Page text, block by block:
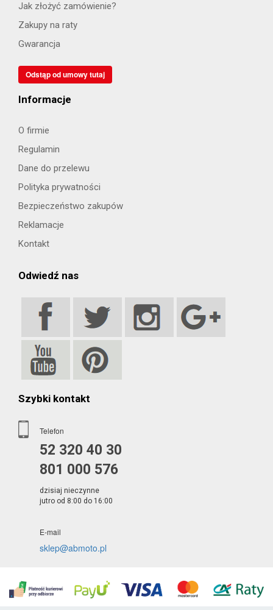
Jak złożyć zamówienie?
Zakupy na raty
Gwarancja
Odstąp od umowy tutaj
Informacje
O firmie
Regulamin
Dane do przelewu
Polityka prywatności
Bezpieczeństwo zakupów
Reklamacje
Kontakt
Odwiedź nas
Szybki kontakt
Telefon
52 320 40 30
801 000 576
dzisiaj nieczynne
jutro od 8:00 do 16:00
E-mail
sklep@abmoto.pl